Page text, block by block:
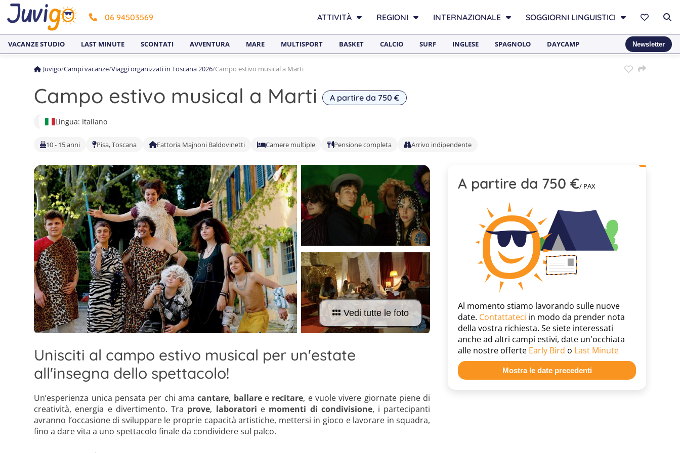
06 94503569 ATTIVITÀ REGIONI INTERNAZIONALE SOGGIORNI LINGUISTICI
VACANZE STUDIO LAST MINUTE SCONTATI AVVENTURA MARE MULTISPORT BASKET CALCIO SURF INGLESE SPAGNOLO DAYCAMP Newsletter
Juvigo/Campi vacanze/Viaggi organizzati in Toscana 2026/Campo estivo musical a Marti
Campo estivo musical a Marti A partire da 750 €
Lingua: Italiano
10 - 15 anni Pisa, Toscana Fattoria Majnoni Baldovinetti Camere multiple Pensione completa Arrivo indipendente
A partire da 750 €/ PAX
Al momento stiamo lavorando sulle nuove
date. Contattateci in modo da prender nota
della vostra richiesta. Se siete interessati
anche ad altri campi estivi, date un'occhiata
alle nostre offerte Early Bird o Last Minute
Mostra le date precedenti
Vedi tutte le foto
Unisciti al campo estivo musical per un'estate
all'insegna dello spettacolo!
Un’esperienza unica pensata per chi amacantare, ballaree recitare, e vuole vivere giornate piene di
creatività, energia e divertimento. Tra prove, laboratori e momenti di condivisione, i partecipanti
avranno l’occasione di sviluppare le proprie capacità artistiche, mettersi in gioco e lavorare in squadra,
fino a dare vita a uno spettacolo finale da condividere sul palco.